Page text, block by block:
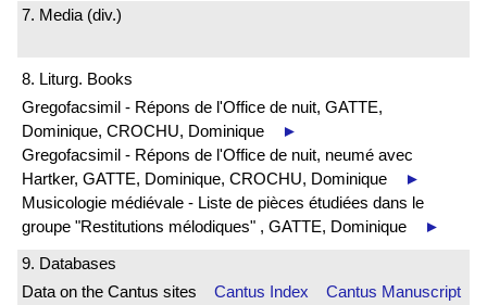
7. Media (div.)
8. Liturg. Books
Gregofacsimil - Répons de l'Office de nuit, GATTE,
Dominique, CROCHU, Dominique
►
Gregofacsimil - Répons de l'Office de nuit, neumé avec
Hartker, GATTE, Dominique, CROCHU, Dominique
►
Musicologie médiévale - Liste de pièces étudiées dans le
groupe "Restitutions mélodiques" , GATTE, Dominique
►
9. Databases
Data on the Cantus sites Cantus Index Cantus Manuscript